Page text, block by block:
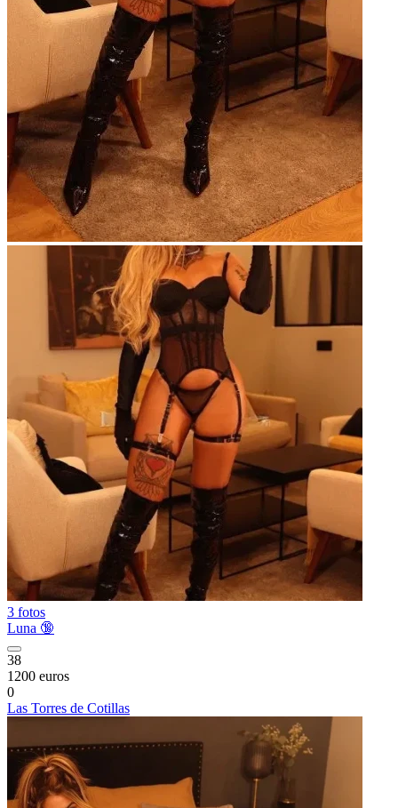
3 fotos
Luna 🔞
38
1200 euros
0
Las Torres de Cotillas